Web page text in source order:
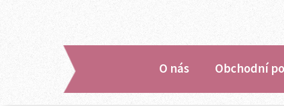
O nás Obchodní